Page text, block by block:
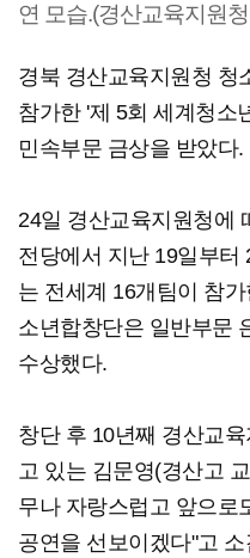
연 모습.(경산교육지원
경북 경산교육지원청 청
참가한 '제 5회 세계청소
민속부문 금상을 받았다.
24일 경산교육지원청에
전당에서 지난 19일부터
는 전세계 16개팀이 참
소년합창단은 일반부문
수상했다.
창단 후 10년째 경산교
고 있는 김문영(경산고
무나 자랑스럽고 앞으로
공연을 선보이겠다"고